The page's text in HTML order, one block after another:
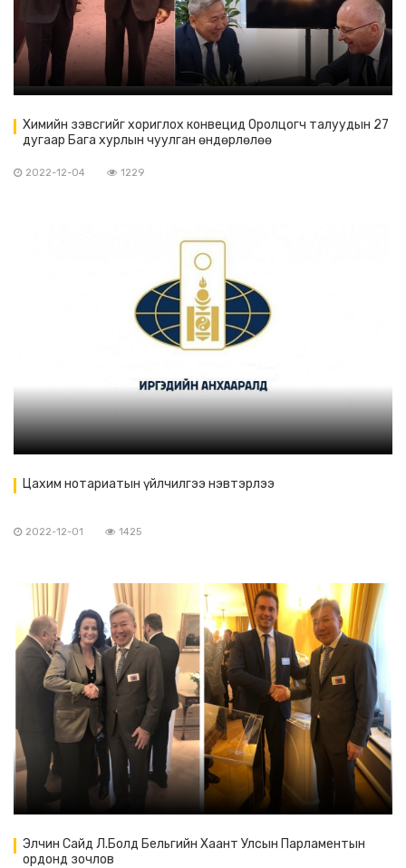
Химийн зэвсгийг хориглох конвецид Оролцогч талуудын 27
дугаар Бага хурлын чуулган өндөрлөлөө
2022-12-04 1229
Цахим нотариатын үйлчилгээ нэвтэрлээ
2022-12-01 1425
Элчин Сайд Л.Болд Бельгийн Хаант Улсын Парламентын
ордонд зочлов